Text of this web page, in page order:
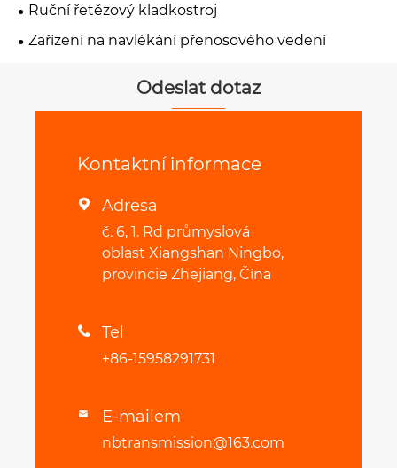
Ruční řetězový kladkostroj
Zařízení na navlékání přenosového vedení
Odeslat dotaz
Kontaktní informace
 Adresa
č. 6, 1. Rd průmyslová
oblast Xiangshan Ningbo,
provincie Zhejiang, Čína
 Tel
+86-15958291731
 E-mailem
nbtransmission@163.com